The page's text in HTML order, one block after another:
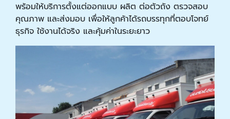
พร้อมให้บริการตั้งแต่ออกแบบ ผลิต ต่อตัวถัง ตรวจสอบ
คุณภาพ และส่งมอบ เพื่อให้ลูกค้าได้รถบรรทุกที่ตอบโจทย์
ธุรกิจ ใช้งานได้จริง และคุ้มค่าในระยะยาว